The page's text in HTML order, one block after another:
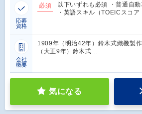
応募
資格
必須
以下いずれも必須 ・普通自動
・英語スキル（TOEICスコア
会社
概要
1909年（明治42年）鈴木式織機製
（大正9年）鈴木式…
気になる